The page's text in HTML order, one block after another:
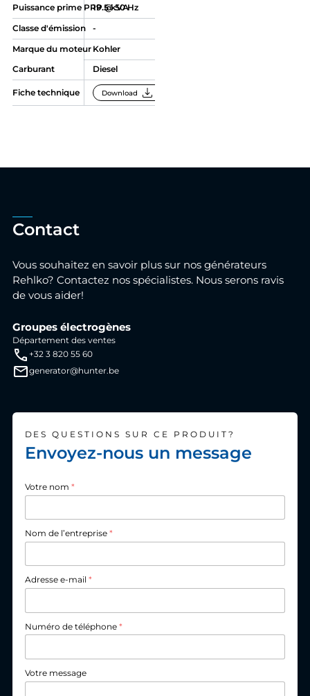
Puissance prime PRP @ 50 Hz
19.5 kVA
Classe d'émission -
Marque du moteur Kohler
Carburant Diesel
Fiche technique Download download
Contact
Vous souhaitez en savoir plus sur nos générateurs
Rehlko? Contactez nos spécialistes. Nous serons ravis
de vous aider!
Groupes électrogènes
Département des ventes
+32 3 820 55 60
generator@hunter.be
DES QUESTIONS SUR CE PRODUIT?
Envoyez-nous un message
Votre nom *
Nom de l’entreprise *
Adresse e-mail *
Numéro de téléphone *
Votre message